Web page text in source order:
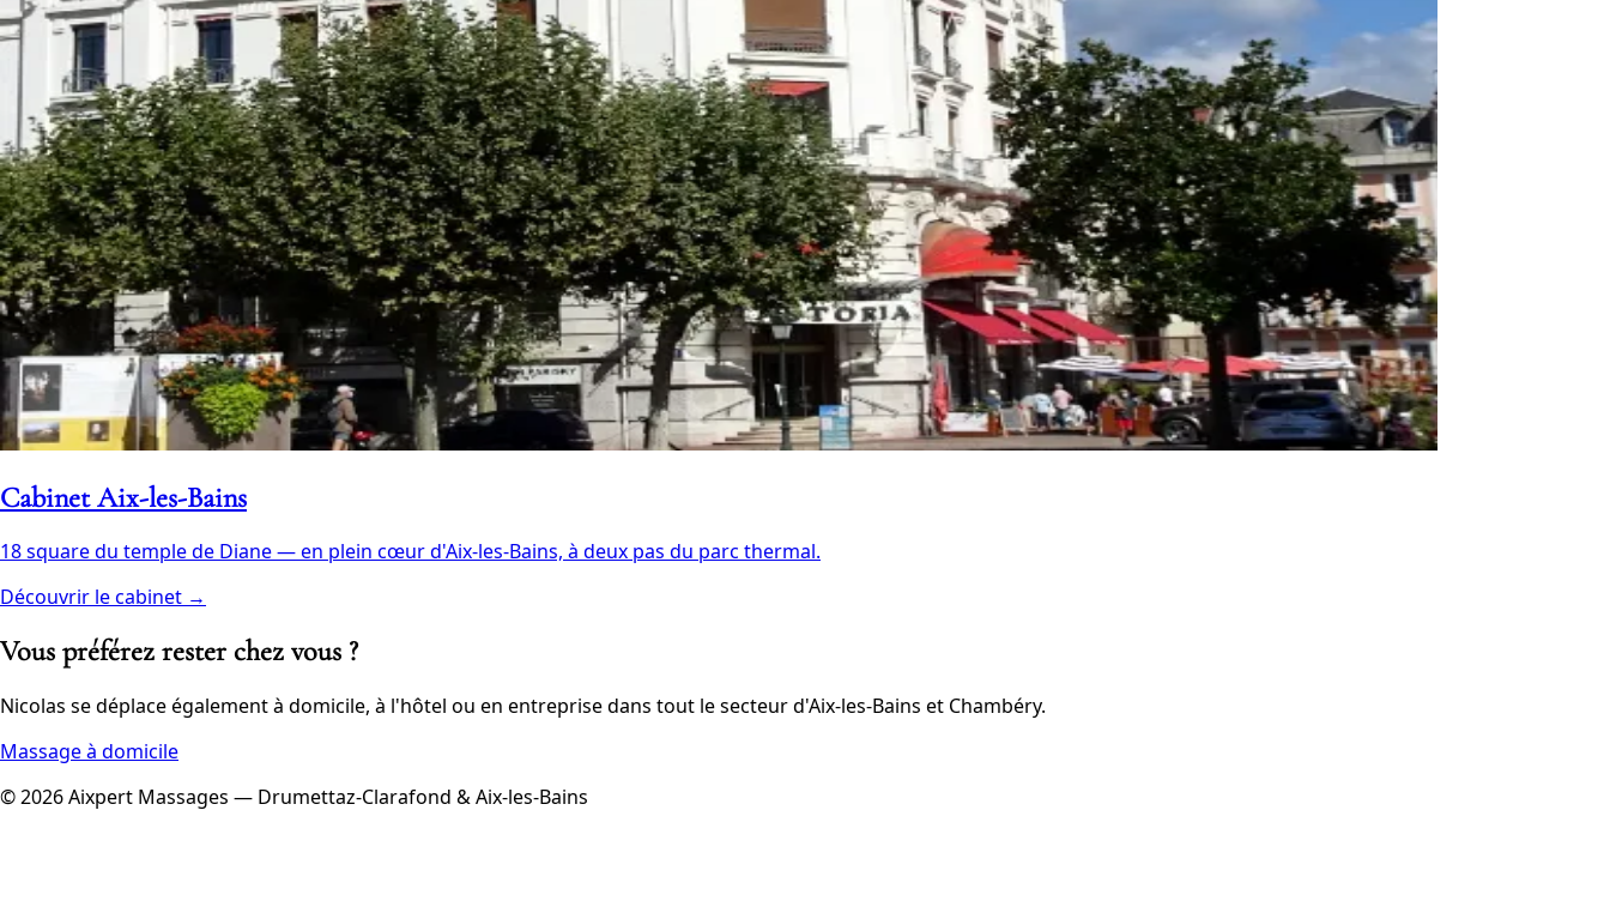
Cabinet Aix-les-Bains
18 square du temple de Diane — en plein cœur d'Aix-les-Bains, à deux pas du parc thermal.
Découvrir le cabinet →
Vous préférez rester chez vous ?
Nicolas se déplace également à domicile, à l'hôtel ou en entreprise dans tout le secteur d'Aix-les-Bains et Chambéry.
Massage à domicile
© 2026 Aixpert Massages — Drumettaz-Clarafond & Aix-les-Bains